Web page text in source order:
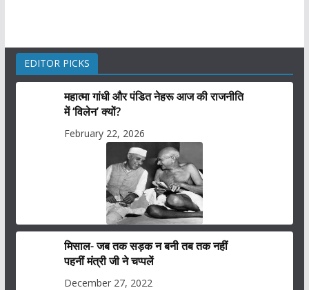
EDITOR PICKS
महात्मा गांधी और पंडित नेहरू आज की राजनीति
में ‘विलेन’ क्यों?
February 22, 2026
मिसाल- जब तक सड़क न बनी तब तक नहीं
पहनीं मंत्री जी ने चप्पलें
December 27, 2022